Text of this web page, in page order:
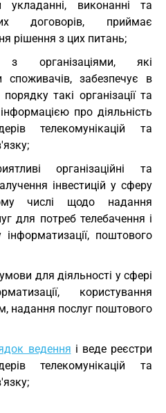
укладанні, виконанні та
договорів, приймає
рішення з цих питань;
організаціями, які
споживачів, забезпечує в
такі організації та
про діяльність
телекомунікацій та
організаційні та
інвестицій у сферу
числі щодо надання
для потреб телебачення і
поштового
для діяльності у сфері
користування
надання послуг поштового
ведення і веде реєстри
телекомунікацій та